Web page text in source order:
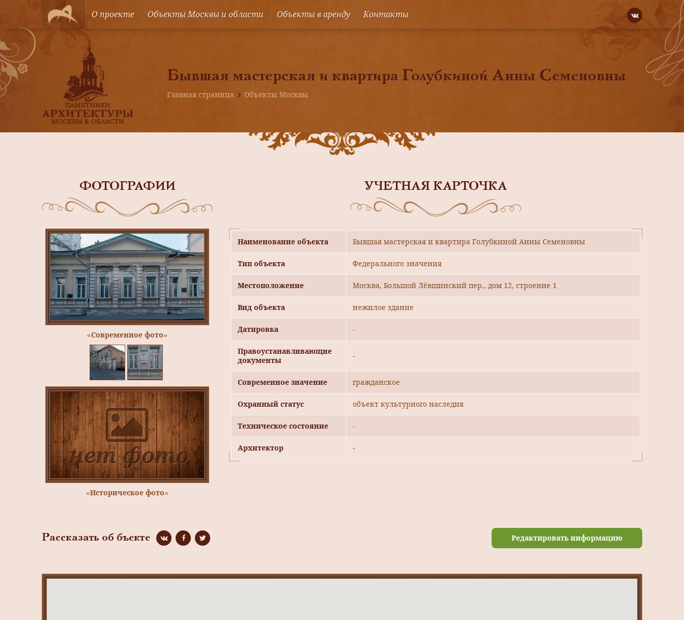
О проекте Объекты Москвы и области Объекты в аренду Контакты
Бывшая мастерская и квартира Голубкиной Анны Семеновны
Главная страница Объекты Москвы
ФОТОГРАФИИ
«Современное фото»
«Историческое фото»
УЧЕТНАЯ КАРТОЧКА
Наименование объекта Бывшая мастерская и квартира Голубкиной Анны Семеновны
Тип объекта Федерального значения
Местоположение Москва, Большой Лёвшинский пер., дом 12, строение 1
Вид объекта нежилое здание
Датировка -
Правоустанавливающие
документы
-
Современное значение гражданское
Охранный статус объект культурного наследия
Техническое состояние -
Архитектор -
Рассказать об бъекте Редактировать информацию